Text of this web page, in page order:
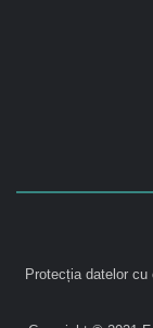
Protecția datelor cu